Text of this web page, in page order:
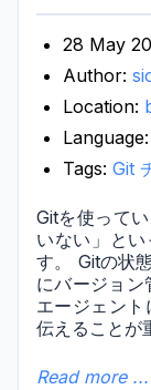
28 May
Author:
Location:
Language:
Tags: Git
Gitを使って
いない」と
す。 Gitの状
にバージョ
エージェント
伝えることが
Read more ...